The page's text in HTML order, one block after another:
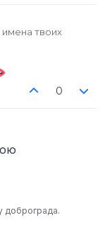
твоих
Алан
его можно
15 лет; можно
16
(минимум 100
0
доброграда.